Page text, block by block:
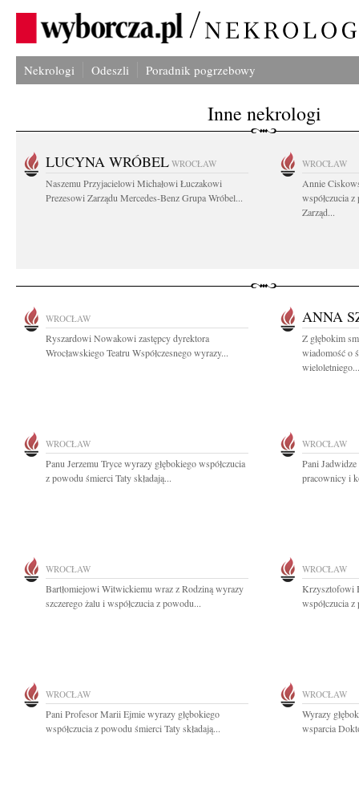
Nekrologi Odeszli Poradnik pogrzebowy
Inne nekrologi
LUCYNA WRÓBEL WROCŁAW
Naszemu Przyjacielowi Michałowi Łuczakowi
Prezesowi Zarządu Mercedes-Benz Grupa Wróbel...
WROCŁAW
Annie
współczucia
Zarząd...
WROCŁAW
Ryszardowi Nowakowi zastępcy dyrektora
Wrocławskiego Teatru Współczesnego wyrazy...
ANNA
Z głębokim
wiadomość o
wieloletniego...
WROCŁAW
Panu Jerzemu Tryce wyrazy głębokiego współczucia
z powodu śmierci Taty składają...
WROCŁAW
Pani
pracownicy i
WROCŁAW
Bartłomiejowi Witwickiemu wraz z Rodziną wyrazy
szczerego żalu i współczucia z powodu...
WROCŁAW
Krzysztofowi
współczucia
WROCŁAW
Pani Profesor Marii Ejmie wyrazy głębokiego
współczucia z powodu śmierci Taty składają...
WROCŁAW
Wyrazy
wsparcia